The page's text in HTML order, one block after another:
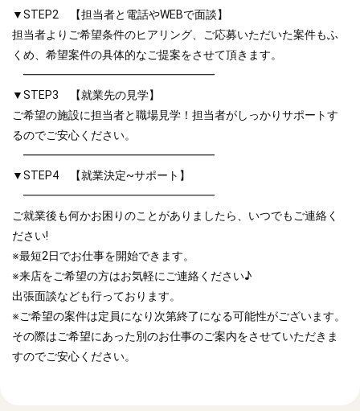
▼STEP2 【担当者と電話やWEBで面談】
担当者よりご希望条件のヒアリング、ご応募いただいた案件もふ
くめ、希望案件の具体的なご提案をさせて頂きます。
━━━━━━━━━━━━━━━━━
▼STEP3 【就業先の見学】
ご希望の施設に担当者と職場見学！担当者がしっかりサポートす
るのでご安心ください。
━━━━━━━━━━━━━━━━━
▼STEP4 【就業決定~サポート】
━━━━━━━━━━━━━━━━━
ご就業後も何かお困りのことがありましたら、いつでもご連絡く
ださい!
※最短2日でお仕事を開始できます。
※来店をご希望の方はお気軽にご連絡ください♪
出張面談なども行っております。
※ご希望の案件は定員になり次第終了になる可能性がございます。
その際はご希望にあった別のお仕事のご案内をさせていただきま
すのでご安心ください。